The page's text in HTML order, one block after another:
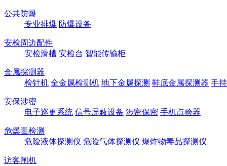
公共防爆
专业排爆 防爆设备
安检周边配件
安检滑槽 安检台 智能传输柜
金属探测器
检针机 全金属检测机 地下金属探测 鞋底金属探测器 手
安保涉密
电子巡更系统 信号屏蔽设备 涉密保密 手机点验器
危爆毒检测
危险液体探测仪 危险气体探测仪 爆炸物毒品探测仪
访客闸机